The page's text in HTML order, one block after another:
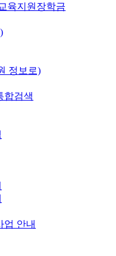
육지원장학금
정보로)
합검색
업 안내